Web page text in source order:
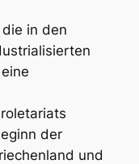
in den
der
und